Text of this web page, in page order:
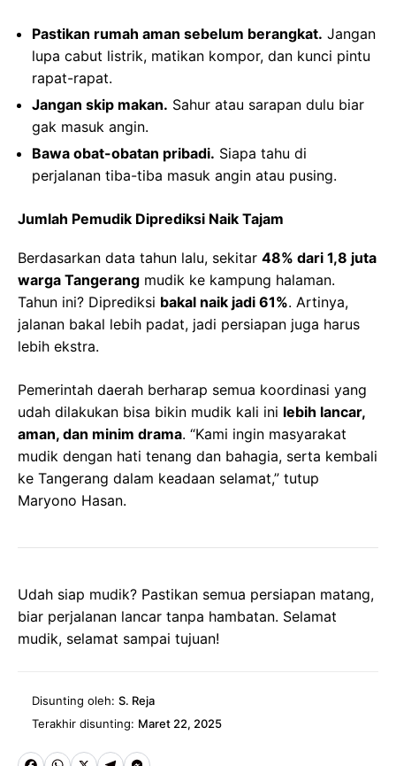
Pastikan rumah aman sebelum berangkat. Jangan
lupa cabut listrik, matikan kompor, dan kunci pintu
rapat-rapat.
Jangan skip makan. Sahur atau sarapan dulu biar
gak masuk angin.
Bawa obat-obatan pribadi. Siapa tahu di
perjalanan tiba-tiba masuk angin atau pusing.
Jumlah Pemudik Diprediksi Naik Tajam
Berdasarkan data tahun lalu, sekitar 48% dari 1,8 juta
warga Tangerang mudik ke kampung halaman.
Tahun ini? Diprediksi bakal naik jadi 61%. Artinya,
jalanan bakal lebih padat, jadi persiapan juga harus
lebih ekstra.
Pemerintah daerah berharap semua koordinasi yang
udah dilakukan bisa bikin mudik kali ini lebih lancar,
aman, dan minim drama. “Kami ingin masyarakat
mudik dengan hati tenang dan bahagia, serta kembali
ke Tangerang dalam keadaan selamat,” tutup
Maryono Hasan.
Udah siap mudik? Pastikan semua persiapan matang,
biar perjalanan lancar tanpa hambatan. Selamat
mudik, selamat sampai tujuan!
Disunting oleh: S. Reja
Terakhir disunting: Maret 22, 2025